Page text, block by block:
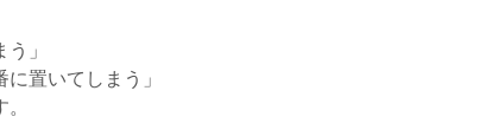
」
置いてしまう」